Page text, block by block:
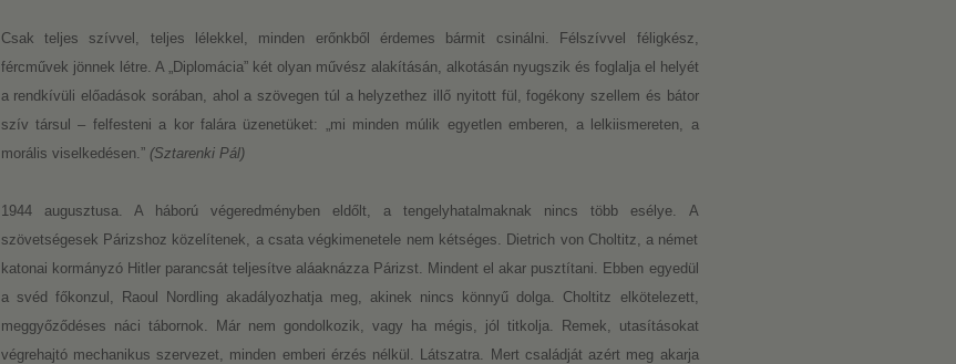
Csak teljes szívvel, teljes lélekkel, minden erőnkből érdemes bármit csinálni. Félszívvel féligkész,
fércművek jönnek létre. A „Diplomácia” két olyan művész alakításán, alkotásán nyugszik és foglalja el helyét
a rendkívüli előadások sorában, ahol a szövegen túl a helyzethez illő nyitott fül, fogékony szellem és bátor
szív társul – felfesteni a kor falára üzenetüket: „mi minden múlik egyetlen emberen, a lelkiismereten, a
morális viselkedésen.” (Sztarenki Pál)
1944 augusztusa. A háború végeredményben eldőlt, a tengelyhatalmaknak nincs több esélye. A
szövetségesek Párizshoz közelítenek, a csata végkimenetele nem kétséges. Dietrich von Choltitz, a német
katonai kormányzó Hitler parancsát teljesítve aláaknázza Párizst. Mindent el akar pusztítani. Ebben egyedül
a svéd főkonzul, Raoul Nordling akadályozhatja meg, akinek nincs könnyű dolga. Choltitz elkötelezett,
meggyőződéses náci tábornok. Már nem gondolkozik, vagy ha mégis, jól titkolja. Remek, utasításokat
végrehajtó mechanikus szervezet, minden emberi érzés nélkül. Látszatra. Mert családját azért meg akarja